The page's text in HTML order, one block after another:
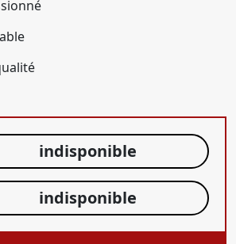
indisponible
indisponible